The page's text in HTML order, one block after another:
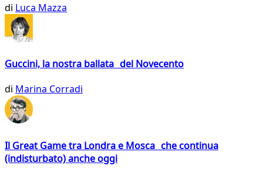
di Luca Mazza
Guccini, la nostra ballata del Novecento
di Marina Corradi
Il Great Game tra Londra e Mosca che continua
(indisturbato) anche oggi